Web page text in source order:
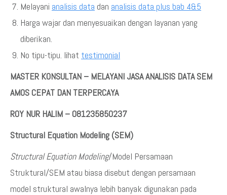
Melayani analisis data dan analisis data plus bab 4&5
Harga wajar dan menyesuaikan dengan layanan yang
diberikan.
No tipu-tipu. lihat testimonial
MASTER KONSULTAN – MELAYANI JASA ANALISIS DATA SEM
AMOS CEPAT DAN TERPERCAYA
ROY NUR HALIM – 081235850237
Structural Equation Modeling (SEM)
Structural Equation Modeling/Model Persamaan
Struktural/SEM atau biasa disebut dengan persamaan
model struktural awalnya lebih banyak digunakan pada